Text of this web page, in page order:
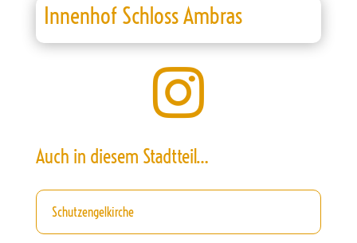
Innenhof Schloss Ambras

Auch in diesem Stadtteil…
Schutzengelkirche